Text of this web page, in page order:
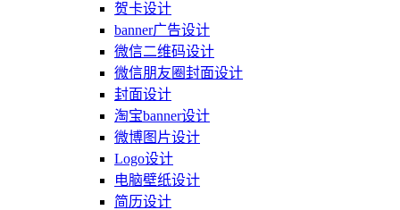
贺卡设计
banner广告设计
微信二维码设计
微信朋友圈封面设计
封面设计
淘宝banner设计
微博图片设计
Logo设计
电脑壁纸设计
简历设计